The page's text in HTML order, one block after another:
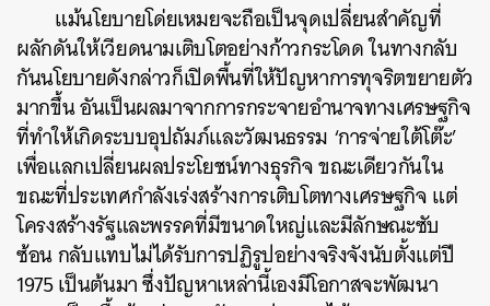
แม้นโยบายโด่ยเหมยจะถือเป็นจุดเปลี่ยนสำคัญที่
ผลักดันให้เวียดนามเติบโตอย่างก้าวกระโดด ในทางกลับ
กันนโยบายดังกล่าวก็เปิดพื้นที่ให้ปัญหาการทุจริตขยายตัว
มากขึ้น อันเป็นผลมาจากการกระจายอำนาจทางเศรษฐกิจ
ที่ทำให้เกิดระบบอุปถัมภ์และวัฒนธรรม ‘การจ่ายใต้โต๊ะ’
เพื่อแลกเปลี่ยนผลประโยชน์ทางธุรกิจ ขณะเดียวกันใน
ขณะที่ประเทศกำลังเร่งสร้างการเติบโตทางเศรษฐกิจ แต่
โครงสร้างรัฐและพรรคที่มีขนาดใหญ่และมีลักษณะซับ
ซ้อน กลับแทบไม่ได้รับการปฏิรูปอย่างจริงจังนับตั้งแต่ปี
1975 เป็นต้นมา ซึ่งปัญหาเหล่านี้เองมีโอกาสจะพัฒนา